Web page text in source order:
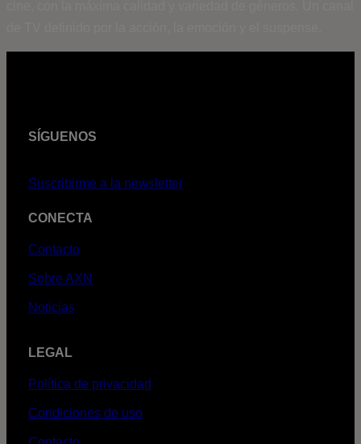
SÍGUENOS
Suscribirme a la newsletter
CONECTA
Contacto
Sobre AXN
Noticias
LEGAL
Política de privacidad
Condiciones de uso